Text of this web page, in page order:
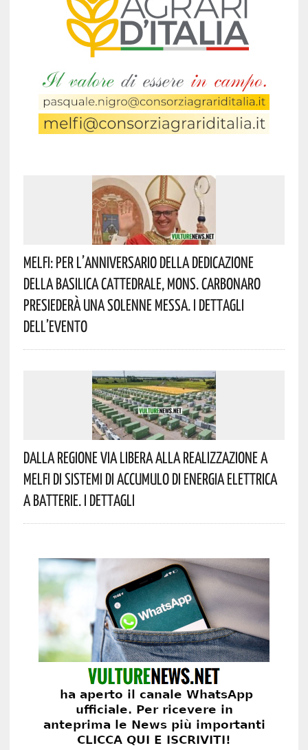
Melfi: Per L’anniversario Della Dedicazione
Della Basilica Cattedrale, Mons. Carbonaro
Presiederà Una Solenne Messa. I Dettagli
Dell’evento
Dalla Regione Via Libera Alla Realizzazione A
Melfi Di Sistemi Di Accumulo Di Energia Elettrica
A Batterie. I Dettagli